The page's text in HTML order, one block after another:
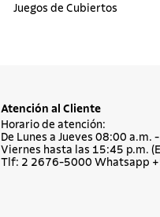
Juegos de Cubiertos
Atención al Cliente
Horario de atención:
De Lunes a Jueves 08:00 a.m.
Viernes hasta las 15:45 p.m.
Tlf: 2 2676-5000 Whatsapp